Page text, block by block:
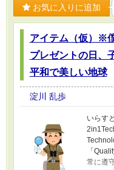
お気に入りに追加
アイテム（仮）※
プレゼントの日、
平和で美しい地球
淀川 乱歩
いらす
「
常に遵